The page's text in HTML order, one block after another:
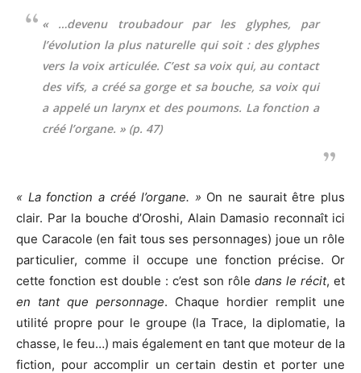
« …devenu troubadour par les glyphes, par
l’évolution la plus naturelle qui soit : des glyphes
vers la voix articulée. C’est sa voix qui, au contact
des vifs, a créé sa gorge et sa bouche, sa voix qui
a appelé un larynx et des poumons. La fonction a
créé l’organe. » (p. 47)
« La fonction a créé l’organe. » On ne saurait être plus
clair. Par la bouche d’Oroshi, Alain Damasio reconnaît ici
que Caracole (en fait tous ses personnages) joue un rôle
particulier, comme il occupe une fonction précise. Or
cette fonction est double : c’est son rôle dans le récit, et
en tant que personnage. Chaque hordier remplit une
utilité propre pour le groupe (la Trace, la diplomatie, la
chasse, le feu…) mais également en tant que moteur de la
fiction, pour accomplir un certain destin et porter une